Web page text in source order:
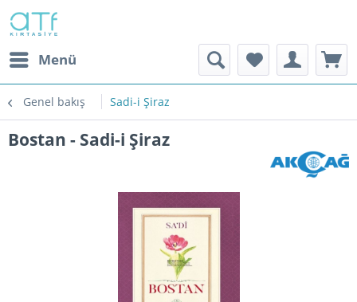
Menü
Genel bakış Sadi-i Şiraz
Bostan - Sadi-i Şiraz